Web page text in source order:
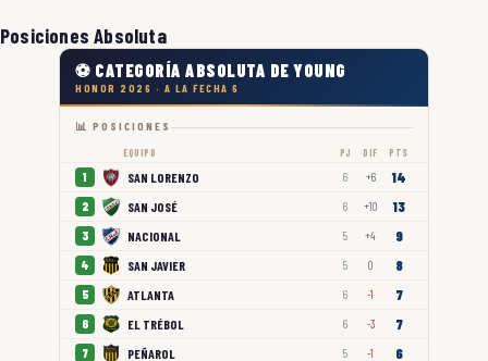
Posiciones Absoluta
⚽ CATEGORÍA ABSOLUTA DE YOUNG
HONOR 2026 · A LA FECHA 6
📊 POSICIONES
EQUIPO PJ DIF PTS
1 SAN LORENZO 6 +6 14
2 SAN JOSÉ 6 +10 13
3 NACIONAL 5 +4 9
4 SAN JAVIER 5 0 8
5 ATLANTA 6 -1 7
6 EL TRÉBOL 6 -3 7
7 PEÑAROL 5 -1 6